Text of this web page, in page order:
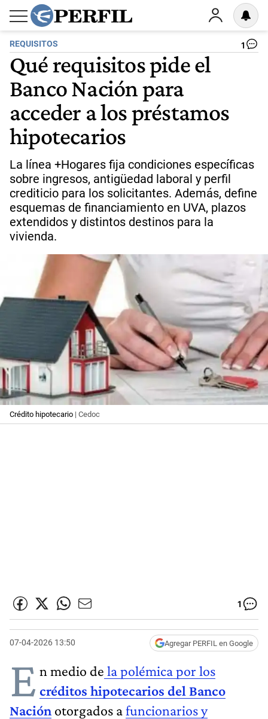
REQUISITOS 1
Qué requisitos pide el
Banco Nación para
acceder a los préstamos
hipotecarios
La línea +Hogares fija condiciones específicas
sobre ingresos, antigüedad laboral y perfil
crediticio para los solicitantes. Además, define
esquemas de financiamiento en UVA, plazos
extendidos y distintos destinos para la
vivienda.
Crédito hipotecario | Cedoc
1
07-04-2026 13:50 Agregar PERFIL en Google
E n medio de la polémica por los
créditos hipotecarios del Banco
Nación otorgados afuncionarios y